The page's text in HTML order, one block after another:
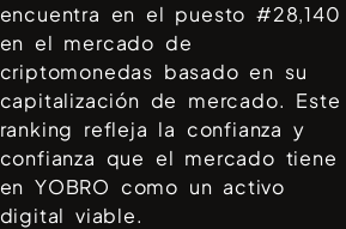
encuentra en el puesto #28,140
en el mercado de
criptomonedas basado en su
capitalización de mercado. Este
ranking refleja la confianza y
confianza que el mercado tiene
enYOBRO como un activo
digital viable.